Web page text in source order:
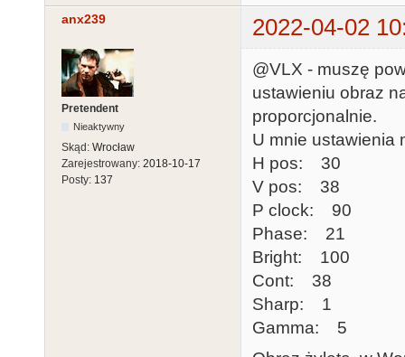
anx239 2022-04-02
Pretendent
Nieaktywny
Skąd: Wrocław
Zarejestrowany: 2018-10-17
Posty: 137
@VLX - muszę
ustawieniu obraz
proporcjonalnie.
U mnie ustawienia
H pos: 30
V pos: 38
P clock: 90
Phase: 21
Bright: 100
Cont: 38
Sharp: 1
Gamma: 5